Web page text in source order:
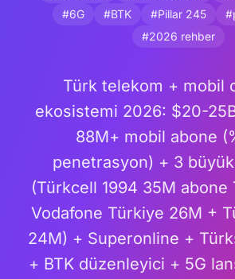
#6G
#BTK #Pillar 245
#2026 rehber
Türk telekom + mobil
ekosistemi 2026: $20-
88M+ mobil abone
penetrasyon) + 3
(Türkcell 1994 35M abone
Vodafone Türkiye 26M +
24M) + Superonline +
+ BTK düzenleyici + 5G